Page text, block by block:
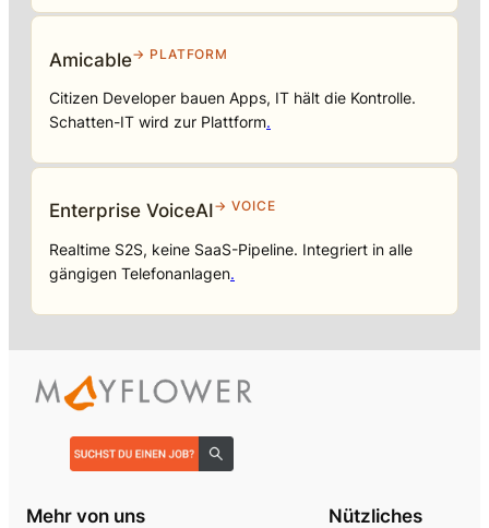
Amicable→ PLATFORM
Citizen Developer bauen Apps, IT hält die Kontrolle.
Schatten-IT wird zur Plattform.
Enterprise VoiceAI→ VOICE
Realtime S2S, keine SaaS-Pipeline. Integriert in alle
gängigen Telefonanlagen.
Mehr von uns Nützliches